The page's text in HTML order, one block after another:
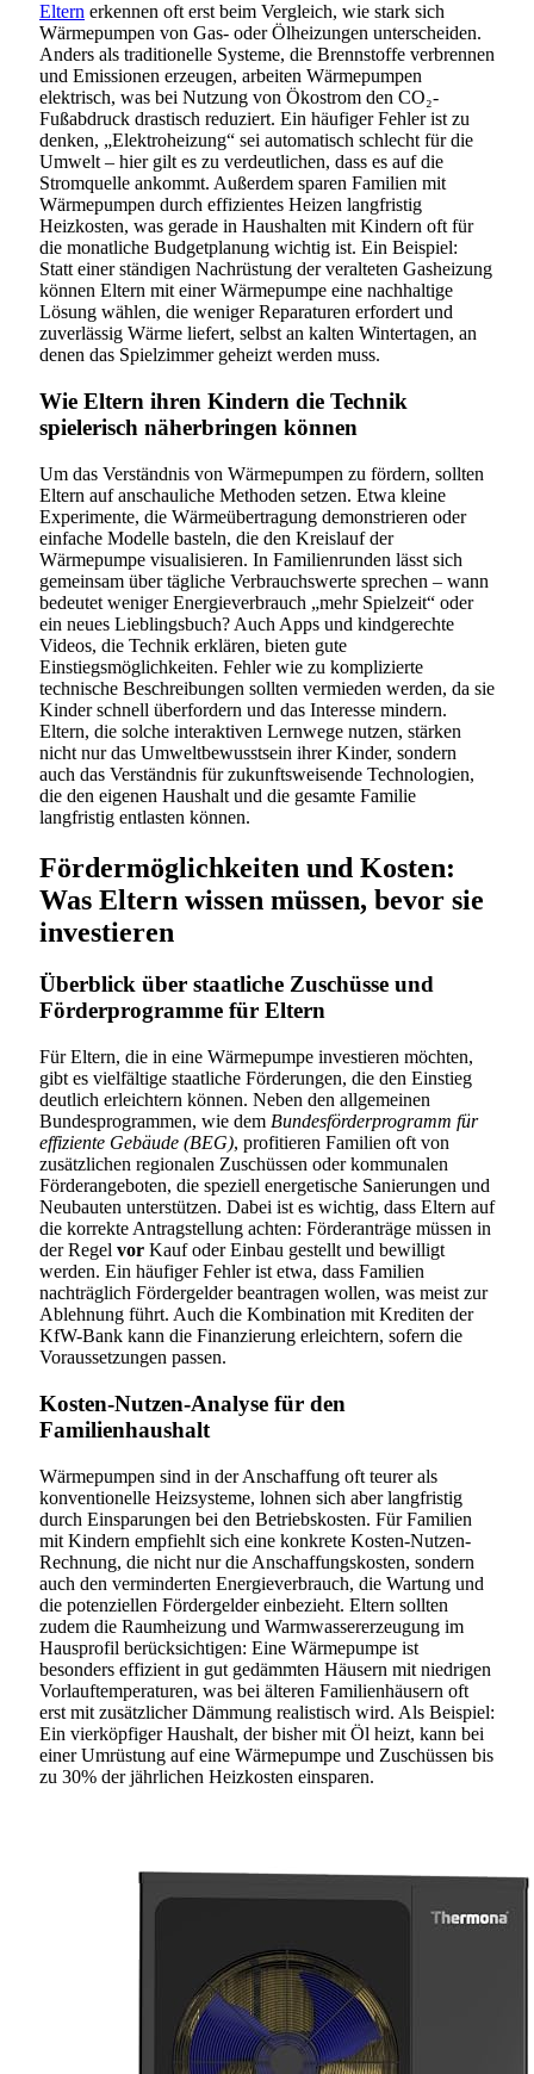
Eltern erkennen oft erst beim Vergleich, wie stark sich
Wärmepumpen von Gas- oder Ölheizungen unterscheiden.
Anders als traditionelle Systeme, die Brennstoffe verbrennen
und Emissionen erzeugen, arbeiten Wärmepumpen
elektrisch, was bei Nutzung von Ökostrom den CO₂-
Fußabdruck drastisch reduziert. Ein häufiger Fehler ist zu
denken, „Elektroheizung“ sei automatisch schlecht für die
Umwelt – hier gilt es zu verdeutlichen, dass es auf die
Stromquelle ankommt. Außerdem sparen Familien mit
Wärmepumpen durch effizientes Heizen langfristig
Heizkosten, was gerade in Haushalten mit Kindern oft für
die monatliche Budgetplanung wichtig ist. Ein Beispiel:
Statt einer ständigen Nachrüstung der veralteten Gasheizung
können Eltern mit einer Wärmepumpe eine nachhaltige
Lösung wählen, die weniger Reparaturen erfordert und
zuverlässig Wärme liefert, selbst an kalten Wintertagen, an
denen das Spielzimmer geheizt werden muss.
Wie Eltern ihren Kindern die Technik
spielerisch näherbringen können
Um das Verständnis von Wärmepumpen zu fördern, sollten
Eltern auf anschauliche Methoden setzen. Etwa kleine
Experimente, die Wärmeübertragung demonstrieren oder
einfache Modelle basteln, die den Kreislauf der
Wärmepumpe visualisieren. In Familienrunden lässt sich
gemeinsam über tägliche Verbrauchswerte sprechen – wann
bedeutet weniger Energieverbrauch „mehr Spielzeit“ oder
ein neues Lieblingsbuch? Auch Apps und kindgerechte
Videos, die Technik erklären, bieten gute
Einstiegsmöglichkeiten. Fehler wie zu komplizierte
technische Beschreibungen sollten vermieden werden, da sie
Kinder schnell überfordern und das Interesse mindern.
Eltern, die solche interaktiven Lernwege nutzen, stärken
nicht nur das Umweltbewusstsein ihrer Kinder, sondern
auch das Verständnis für zukunftsweisende Technologien,
die den eigenen Haushalt und die gesamte Familie
langfristig entlasten können.
Fördermöglichkeiten und Kosten:
Was Eltern wissen müssen, bevor sie
investieren
Überblick über staatliche Zuschüsse und
Förderprogramme für Eltern
Für Eltern, die in eine Wärmepumpe investieren möchten,
gibt es vielfältige staatliche Förderungen, die den Einstieg
deutlich erleichtern können. Neben den allgemeinen
Bundesprogrammen, wie dem Bundesförderprogramm für
effiziente Gebäude (BEG), profitieren Familien oft von
zusätzlichen regionalen Zuschüssen oder kommunalen
Förderangeboten, die speziell energetische Sanierungen und
Neubauten unterstützen. Dabei ist es wichtig, dass Eltern auf
die korrekte Antragstellung achten: Förderanträge müssen in
der Regel vor Kauf oder Einbau gestellt und bewilligt
werden. Ein häufiger Fehler ist etwa, dass Familien
nachträglich Fördergelder beantragen wollen, was meist zur
Ablehnung führt. Auch die Kombination mit Krediten der
KfW-Bank kann die Finanzierung erleichtern, sofern die
Voraussetzungen passen.
Kosten-Nutzen-Analyse für den
Familienhaushalt
Wärmepumpen sind in der Anschaffung oft teurer als
konventionelle Heizsysteme, lohnen sich aber langfristig
durch Einsparungen bei den Betriebskosten. Für Familien
mit Kindern empfiehlt sich eine konkrete Kosten-Nutzen-
Rechnung, die nicht nur die Anschaffungskosten, sondern
auch den verminderten Energieverbrauch, die Wartung und
die potenziellen Fördergelder einbezieht. Eltern sollten
zudem die Raumheizung und Warmwassererzeugung im
Hausprofil berücksichtigen: Eine Wärmepumpe ist
besonders effizient in gut gedämmten Häusern mit niedrigen
Vorlauftemperaturen, was bei älteren Familienhäusern oft
erst mit zusätzlicher Dämmung realistisch wird. Als Beispiel:
Ein vierköpfiger Haushalt, der bisher mit Öl heizt, kann bei
einer Umrüstung auf eine Wärmepumpe und Zuschüssen bis
zu 30% der jährlichen Heizkosten einsparen.